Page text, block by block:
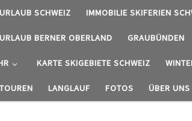
SCHWEIZ IMMOBILIE SKIFERIEN
BERNER OBERLAND GRAUBÜNDEN
KARTE SKIGEBIETE SCHWEIZ
LANGLAUF FOTOS ÜBER UNS